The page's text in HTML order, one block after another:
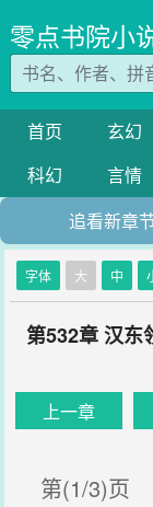
零点书院小
首页 玄幻
科幻
言情
追看新章
字体 大 中
第532章 汉东
上一章
第(1/3)页